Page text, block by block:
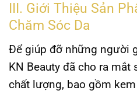
III. Giới Thiệu Sản
Chăm Sóc Da
Để giúp đỡ những người
KN Beauty đã cho ra
chất lượng, bao gồm